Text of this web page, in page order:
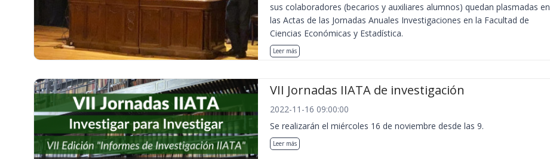
sus colaboradores (becarios y auxiliares alumnos) quedan plasmadas en
las Actas de las Jornadas Anuales Investigaciones en la Facultad de
Ciencias Económicas y Estadística.
Leer más
VII Jornadas IIATA de investigación
2022-11-16 09:00:00
Se realizarán el miércoles 16 de noviembre desde las 9.
Leer más